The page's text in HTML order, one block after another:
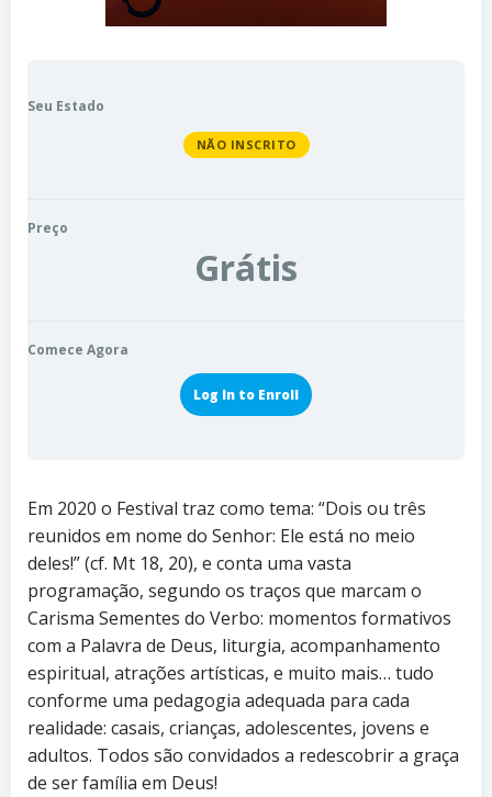
Seu Estado
NÃO INSCRITO
Preço
Grátis
Comece Agora
Log In to Enroll
Em 2020 o Festival traz como tema: “Dois ou três
reunidos em nome do Senhor: Ele está no meio
deles!” (cf. Mt 18, 20), e conta uma vasta
programação, segundo os traços que marcam o
Carisma Sementes do Verbo: momentos formativos
com a Palavra de Deus, liturgia, acompanhamento
espiritual, atrações artísticas, e muito mais… tudo
conforme uma pedagogia adequada para cada
realidade: casais, crianças, adolescentes, jovens e
adultos. Todos são convidados a redescobrir a graça
de ser família em Deus!